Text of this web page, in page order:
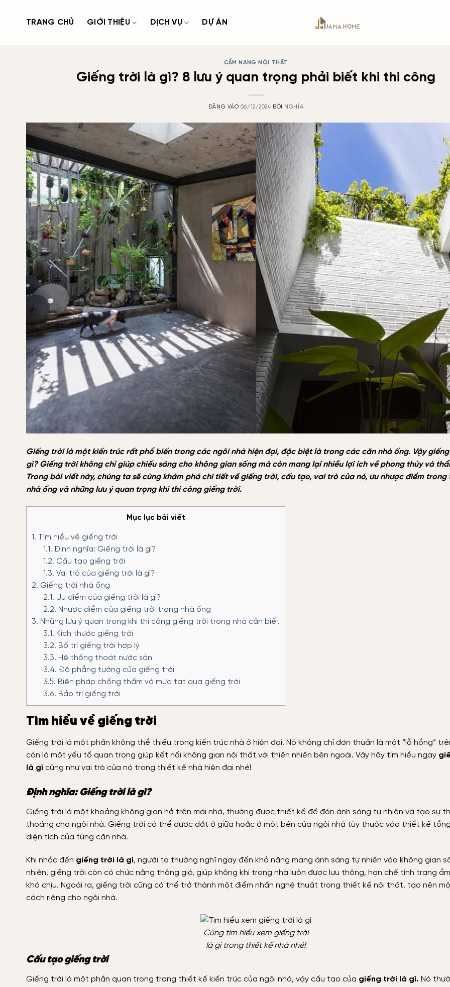
TRANG CHỦ GIỚI THIỆU DỊCH VỤ DỰ ÁN
CẨM NANG NỘI THẤT
Giếng trời là gì? 8 lưu ý quan trọng phải biết khi thi công
ĐĂNG VÀO 06/12/2024 BỞI NGHĨA
Giếng trời là một kiến trúc rất phổ biến trong các ngôi nhà hiện đại, đặc biệt là trong các căn nhà ống. Vậy
gì? Giếng trời không chỉ giúp chiếu sáng cho không gian sống mà còn mang lại nhiều lợi ích về phong thủy và
Trong bài viết này, chúng ta sẽ cùng khám phá chi tiết về giếng trời, cấu tạo, vai trò của nó, ưu nhược điểm trong
nhà ống và những lưu ý quan trọng khi thi công giếng trời.
Mục lục bài viết
1. Tìm hiểu về giếng trời
1.1. Định nghĩa: Giếng trời là gì?
1.2. Cấu tạo giếng trời
1.3. Vai trò của giếng trời là gì?
2. Giếng trời nhà ống
2.1. Ưu điểm của giếng trời là gì?
2.2. Nhược điểm của giếng trời trong nhà ống
3. Những lưu ý quan trọng khi thi công giếng trời trong nhà cần biết
3.1. Kích thước giếng trời
3.2. Bố trí giếng trời hợp lý
3.3. Hệ thống thoát nước sàn
3.4. Độ phẳng tường của giếng trời
3.5. Biện pháp chống thấm và mưa tạt qua giếng trời
3.6. Bảo trì giếng trời
Tìm hiểu về giếng trời
Giếng trời là một phần không thể thiếu trong kiến trúc nhà ở hiện đại. Nó không chỉ đơn thuần là một “lỗ hổng”
còn là một yếu tố quan trọng giúp kết nối không gian nội thất với thiên nhiên bên ngoài. Vậy hãy tìm hiểu ngay
là gì cũng như vai trò của nó trong thiết kế nhà hiện đại nhé!
Định nghĩa: Giếng trời là gì?
Giếng trời là một khoảng không gian hở trên mái nhà, thường được thiết kế để đón ánh sáng tự nhiên và tạo sự
thoáng cho ngôi nhà. Giếng trời có thể được đặt ở giữa hoặc ở một bên của ngôi nhà tùy thuộc vào thiết kế
diện tích của từng căn nhà.
Khi nhắc đến giếng trời là gì, người ta thường nghĩ ngay đến khả năng mang ánh sáng tự nhiên vào không gian
nhiên, giếng trời còn có chức năng thông gió, giúp không khí trong nhà luôn được lưu thông, hạn chế tình trạng
khó chịu. Ngoài ra, giếng trời cũng có thể trở thành một điểm nhấn nghệ thuật trong thiết kế nội thất, tạo nên
cách riêng cho ngôi nhà.
Cùng tìm hiểu xem giếng trời
là gì trong thiết kế nhà nhé!
Cấu tạo giếng trời
Giếng trời là một phần quan trọng trong thiết kế kiến trúc của ngôi nhà, vậy cấu tạo của giếng trời là gì. Nó